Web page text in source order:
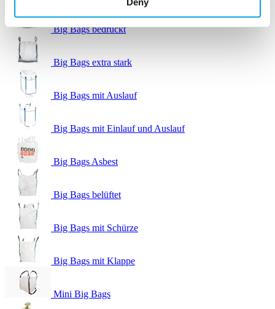
Big Bags bedruckt
Big Bags extra stark
Big Bags mit Auslauf
Big Bags mit Einlauf und Auslauf
Big Bags Asbest
Big Bags belüftet
Big Bags mit Schürze
Big Bags mit Klappe
Mini Big Bags